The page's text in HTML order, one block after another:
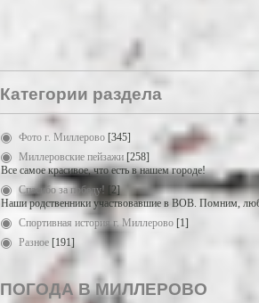
Категории раздела
Фото г. Миллерово [345]
Миллеровские пейзажи [258]
Все самое красивое, что есть в нашем городе!
Спасибо за победу! [2]
Наши родственники участвовавшие в ВОВ. Помним,
Спортивная история г. Миллерово [1]
Разное [191]
ПОГОДА В МИЛЛЕРОВО